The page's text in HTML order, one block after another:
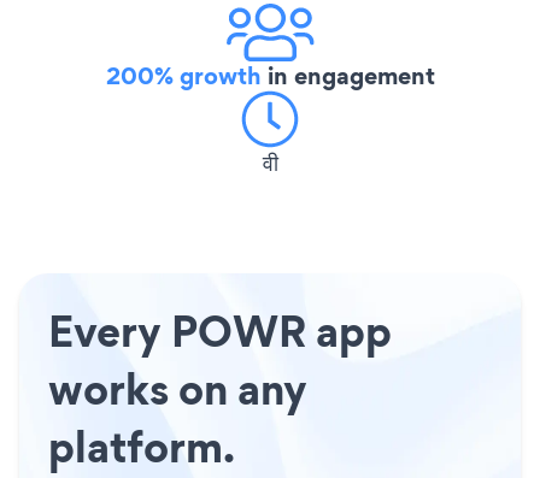
200% growth in engagement
वी
Every POWR app
works on any
platform.